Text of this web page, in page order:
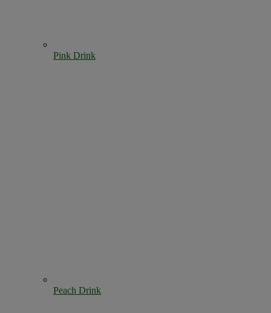
Pink Drink
Peach Drink